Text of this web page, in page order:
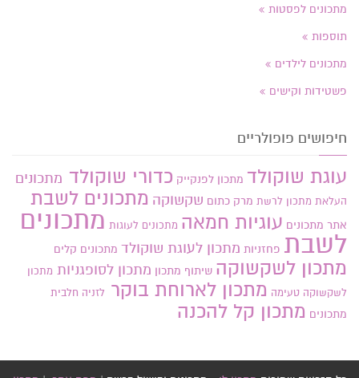
מתכונים לפסטות
תוספות
מתכונים לילדים
פשטידות וקישים
חיפושים פופולריים
עוגת שוקולד מתכון לפנקייק כדורי שוקולד מתכונים
העלאת מתכון לרשת מרק כתום שקשוקה מתכונים לשבת
אתר מתכונים עוגיות חמאה מתכונים לעוגות מתכונים
לשבת פחזניות מתכון לעוגת שוקולד מתכונים קלים
מתכון לשקשוקה שיתוף מתכון מתכון לסופגניות מתכון
לשקשוקה טעימה מתכון לארוחת בוקר לזניה חלבית
מתכונים מתכון קל להכנה